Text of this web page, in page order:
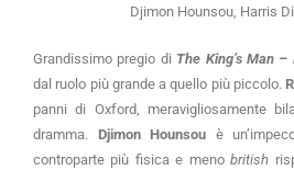
Djimon Hounsou, Harris
Grandissimo pregio di The King’s Man –
dal ruolo più grande a quello più piccolo.
panni di Oxford, meravigliosamente
dramma. Djimon Hounsou è
controparte più fisica e menobritish